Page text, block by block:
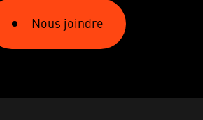
Nous joindre